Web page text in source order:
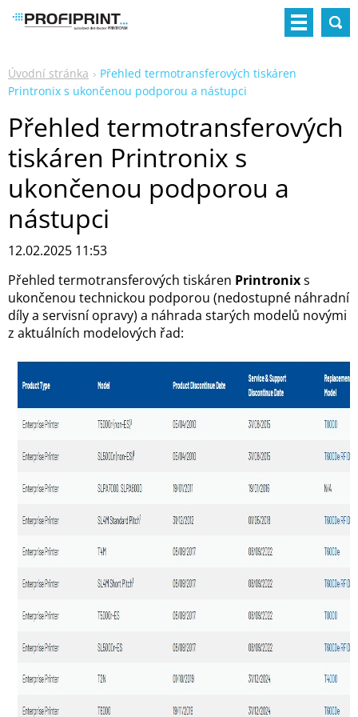
Úvodní stránka
Přehled termotransferových tiskáren
Printronix s ukončenou podporou a nástupci
Přehled termotransferových
tiskáren Printronix s
ukončenou podporou a
nástupci
12.02.2025 11:53
Přehled termotransferových tiskáren Printronixs
ukončenou technickou podporou (nedostupné náhradní
díly a servisní opravy) a náhrada starých modelů novými
z aktuálních modelových řad: